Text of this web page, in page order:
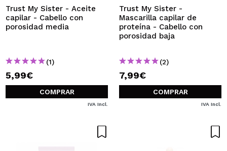
Trust My Sister - Aceite
capilar - Cabello con
porosidad media
(1)
5,99€
COMPRAR
IVA Incl.
Trust My Sister -
Mascarilla capilar de
proteína - Cabello con
porosidad baja
(2)
7,99€
COMPRAR
IVA Incl.